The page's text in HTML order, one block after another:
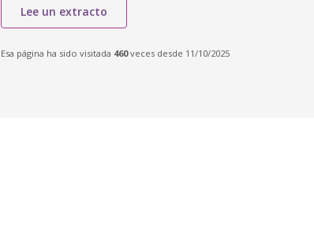
Lee un extracto
Esa página ha sido visitada 460veces desde 11/10/2025